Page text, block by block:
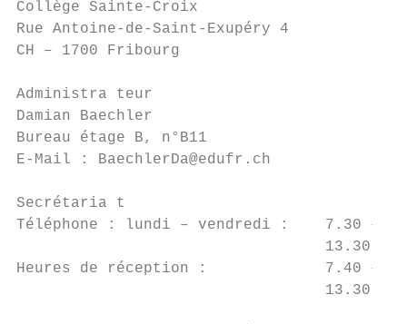
Collège Sainte-Croix
Rue Antoine-de-Saint-Exupéry 4
CH – 1700 Fribourg
Administra teur
Damian Baechler
Bureau étage B, n°B11
E-Mail : BaechlerDa@edufr.ch
Secrétaria t
Téléphone : lundi – vendredi :    7.30 –
13.30 –
Heures de réception :             7.40 –
13.30 –